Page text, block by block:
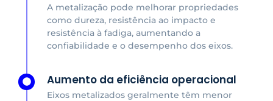
A metalização pode melhorar propriedades
como dureza, resistência ao impacto e
resistência à fadiga, aumentando a
confiabilidade e o desempenho dos eixos.
Aumento da eficiência operacional
Eixos metalizados geralmente têm menor